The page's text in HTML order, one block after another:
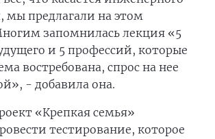
мы предлагали на этом
запомнилась лекция «5
и 5 профессий, которые
востребована, спрос на нее
- добавила она.
«Крепкая семья»
тестирование, которое